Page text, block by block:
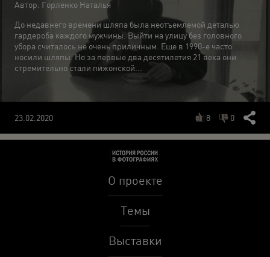
Автор: Горленко Наталья
До недавнего времени шляпа была неотъемлемой деталью
гардероба каждого мужчины. Выйти на улицу без головного
убора считалось не очень приличным. Еще в 1990-е часто
носили шляпы. Но за первые два десятилетия 21 века они
стремительно стали пижонской...
23.02.2020 8 0
О проекте
Темы
Выставки